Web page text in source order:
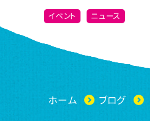
イベント ニュース
ホーム ブログ